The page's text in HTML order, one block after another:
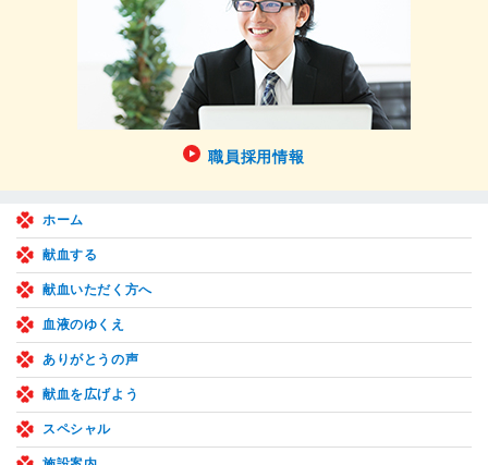
職員採用情報
ホーム
献血する
献血いただく方へ
血液のゆくえ
ありがとうの声
献血を広げよう
スペシャル